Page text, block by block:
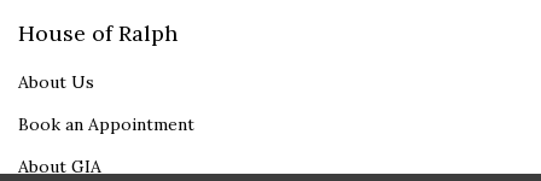
House of Ralph
About Us
Book an Appointment
About GIA